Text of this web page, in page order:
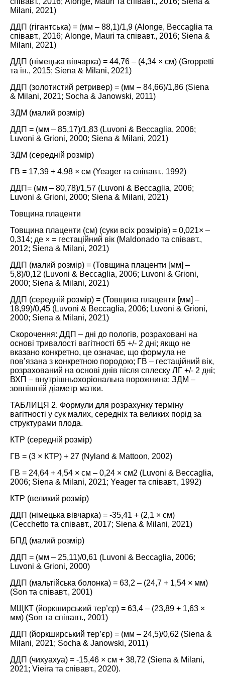
Milani, 2021)
ДДП (гігантська) = (мм – 88,1)/1,9 (Alonge, Beccaglia та
співавт., 2016; Alonge, Mauri та співавт., 2016; Siena &
Milani, 2021)
ДДП (німецька вівчарка) = 44,76 – (4,34 × см) (Groppetti
та ін., 2015; Siena & Milani, 2021)
ДДП (золотистий ретривер) = (мм – 84,66)/1,86 (Siena
& Milani, 2021; Socha & Janowski, 2011)
ЗДМ (малий розмір)
ДДП = (мм – 85,17)/1,83 (Luvoni & Beccaglia, 2006;
Luvoni & Grioni, 2000; Siena & Milani, 2021)
ЗДМ (середній розмір)
ГВ = 17,39 + 4,98 × см (Yeager та співавт., 1992)
ДДП= (мм – 80,78)/1,57 (Luvoni & Beccaglia, 2006;
Luvoni & Grioni, 2000; Siena & Milani, 2021)
Товщина плаценти
Товщина плаценти (см) (суки всіх розмірів) = 0,021× –
0,314; де × = гестаційний вік (Maldonado та співавт.,
2012; Siena & Milani, 2021)
ДДП (малий розмір) = (Товщина плаценти [мм] –
5,8)/0,12 (Luvoni & Beccaglia, 2006; Luvoni & Grioni,
2000; Siena & Milani, 2021)
ДДП (середній розмір) = (Товщина плаценти [мм] –
18,99)/0,45 (Luvoni & Beccaglia, 2006; Luvoni & Grioni,
2000; Siena & Milani, 2021)
Скорочення: ДДП – дні до пологів, розраховані на
основі тривалості вагітності 65 +/- 2 дні; якщо не
вказано конкретно, це означає, що формула не
пов’язана з конкретною породою; ГВ – гестаційний вік,
розрахований на основі днів після сплеску ЛГ +/- 2 дні;
ВХП – внутрішньохоріональна порожнина; ЗДМ –
зовнішній діаметр матки.
ТАБЛИЦЯ 2. Формули для розрахунку терміну
вагітності у сук малих, середніх та великих порід за
структурами плода.
КТР (середній розмір)
ГВ = (3 × КТР) + 27 (Nyland & Mattoon, 2002)
ГВ = 24,64 + 4,54 × см – 0,24 × см2 (Luvoni & Beccaglia,
2006; Siena & Milani, 2021; Yeager та співавт., 1992)
КТР (великий розмір)
ДДП (німецька вівчарка) = -35,41 + (2,1 × см)
(Cecchetto та співавт., 2017; Siena & Milani, 2021)
БПД (малий розмір)
ДДП = (мм – 25,11)/0,61 (Luvoni & Beccaglia, 2006;
Luvoni & Grioni, 2000)
ДДП (мальтійська болонка) = 63,2 – (24,7 + 1,54 × мм)
(Son та співавт., 2001)
МЩКТ (йоркширський тер’єр) = 63,4 – (23,89 + 1,63 ×
мм) (Son та співавт., 2001)
ДДП (йоркширський тер’єр) = (мм – 24,5)/0,62 (Siena &
Milani, 2021; Socha & Janowski, 2011)
ДДП (чихуахуа) = -15,46 × см + 38,72 (Siena & Milani,
2021; Vieira та співавт., 2020).